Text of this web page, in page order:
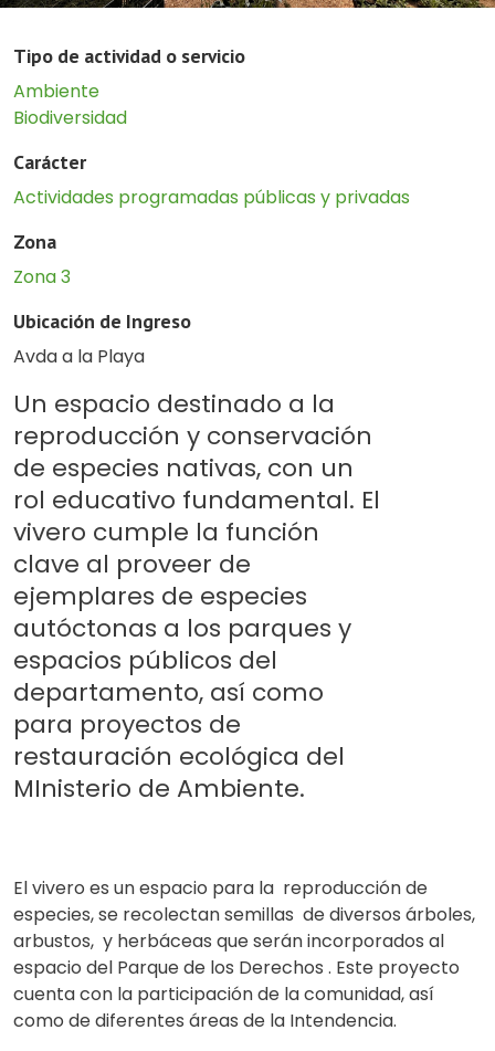
Tipo de actividad o servicio
Ambiente
Biodiversidad
Carácter
Actividades programadas públicas y privadas
Zona
Zona 3
Ubicación de Ingreso
Avda a la Playa
Un espacio destinado a la
reproducción y conservación
de especies nativas, con un
rol educativo fundamental. El
vivero cumple la función
clave al proveer de
ejemplares de especies
autóctonas a los parques y
espacios públicos del
departamento, así como
para proyectos de
restauración ecológica del
MInisterio de Ambiente.
El vivero es un espacio para la reproducción de
especies, se recolectan semillas de diversos árboles,
arbustos, y herbáceas que serán incorporados al
espacio del Parque de los Derechos . Este proyecto
cuenta con la participación de la comunidad, así
como de diferentes áreas de la Intendencia.